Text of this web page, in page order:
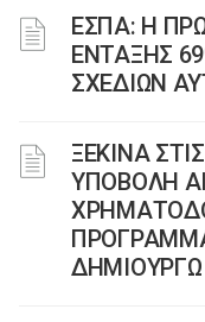
ΕΣΠΑ: Η
ΕΝΤΑΞΗΣ
ΣΧΕΔΙΩΝ
ΞΕΚΙΝΑ
ΥΠΟΒΟΛΗ